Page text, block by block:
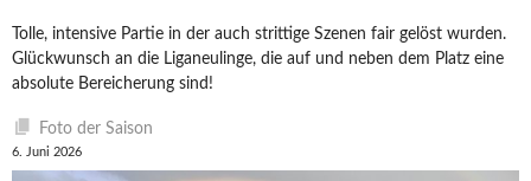
Tolle, intensive Partie in der auch strittige Szenen fair gelöst wurden.
Glückwunsch an die Liganeulinge, die auf und neben dem Platz eine
absolute Bereicherung sind!
Foto der Saison
6. Juni 2026